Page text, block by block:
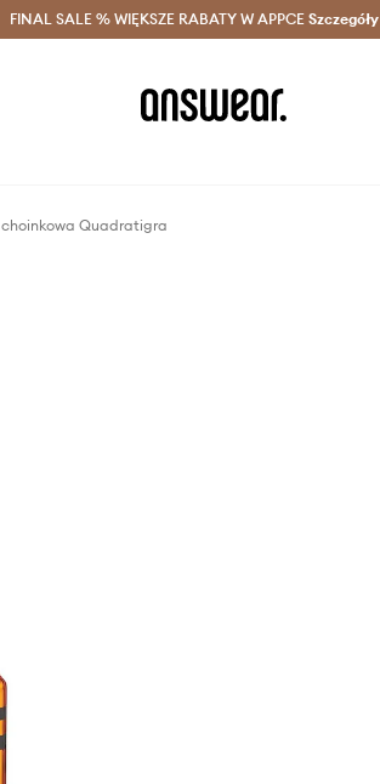
z Answear Club > Dostawa nawet w 24h >
FINAL SALE % WIĘKSZE RABATY W APPCE Szczegóły
Quadratigra